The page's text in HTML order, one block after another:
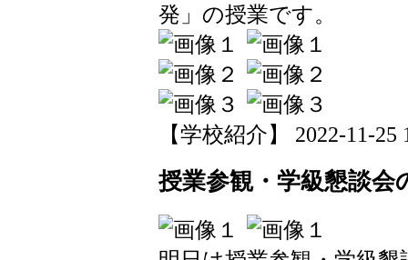
発」の授業です。
【学校紹介】 2022-11-25
授業参観・学級懇談会